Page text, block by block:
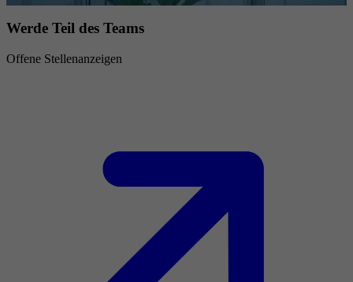
Werde Teil des Teams
Offene Stellenanzeigen